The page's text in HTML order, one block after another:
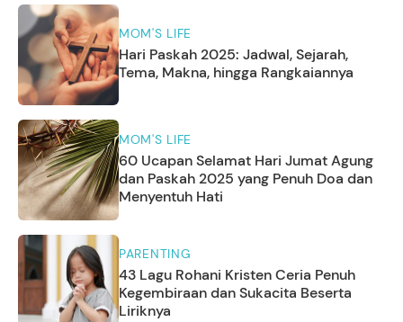
MOM'S LIFE
Hari Paskah 2025: Jadwal, Sejarah,
Tema, Makna, hingga Rangkaiannya
MOM'S LIFE
60 Ucapan Selamat Hari Jumat Agung
dan Paskah 2025 yang Penuh Doa dan
Menyentuh Hati
PARENTING
43 Lagu Rohani Kristen Ceria Penuh
Kegembiraan dan Sukacita Beserta
Liriknya